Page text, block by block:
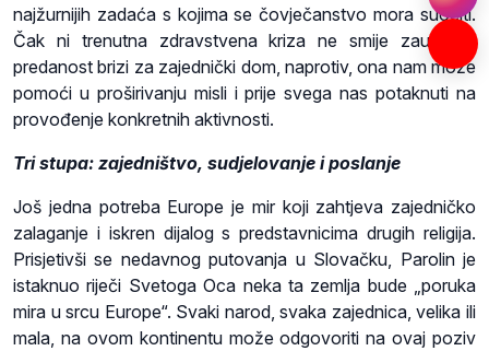
najžurnijih zadaća s kojima se čovječanstvo mora suočiti.
Čak ni trenutna zdravstvena kriza ne smije zaustaviti
predanost brizi za zajednički dom, naprotiv, ona nam može
pomoći u proširivanju misli i prije svega nas potaknuti na
provođenje konkretnih aktivnosti.
Tri stupa: zajedništvo, sudjelovanje i poslanje
Još jedna potreba Europe je mir koji zahtjeva zajedničko
zalaganje i iskren dijalog s predstavnicima drugih religija.
Prisjetivši se nedavnog putovanja u Slovačku, Parolin je
istaknuo riječi Svetoga Oca neka ta zemlja bude „poruka
mira u srcu Europe“. Svaki narod, svaka zajednica, velika ili
mala, na ovom kontinentu može odgovoriti na ovaj poziv